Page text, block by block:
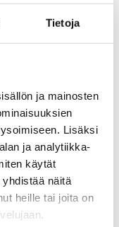
Tietoja
ja mainosten
Lisäksi
ja analytiikka-
käytät
näitä
heille tai joita on
joiden kaikki